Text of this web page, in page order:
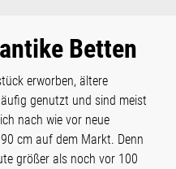
Betten
erworben, ältere
genutzt und sind meist
nach wie vor neue
cm auf dem Markt. Denn
größer als noch vor 100